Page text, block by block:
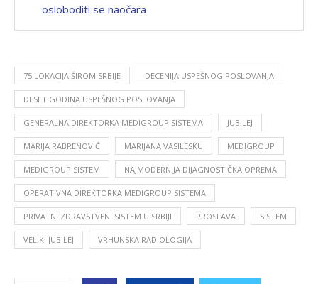
osloboditi se naočara
75 LOKACIJA ŠIROM SRBIJE DECENIJA USPEŠNOG POSLOVANJA
DESET GODINA USPEŠNOG POSLOVANJA
GENERALNA DIREKTORKA MEDIGROUP SISTEMA JUBILEJ
MARIJA RABRENOVIĆ MARIJANA VASILESKU MEDIGROUP
MEDIGROUP SISTEM NAJMODERNIJA DIJAGNOSTIČKA OPREMA
OPERATIVNA DIREKTORKA MEDIGROUP SISTEMA
PRIVATNI ZDRAVSTVENI SISTEM U SRBIJI PROSLAVA SISTEM
VELIKI JUBILEJ VRHUNSKA RADIOLOGIJA